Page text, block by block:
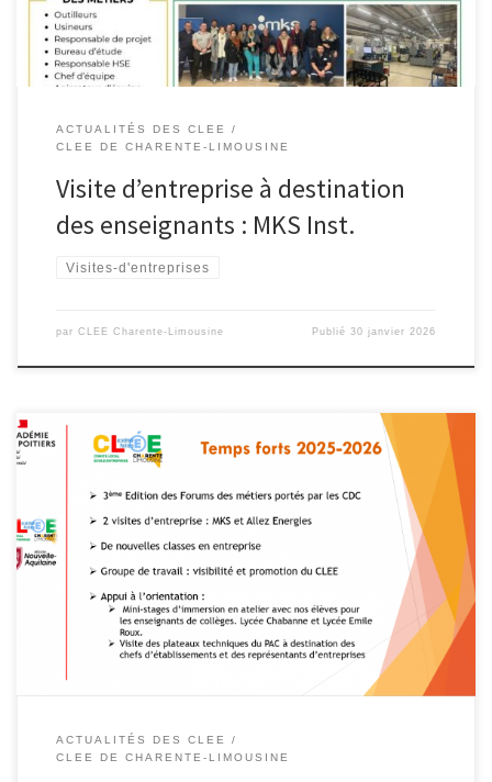
ACTUALITÉS DES CLEE
CLEE DE CHARENTE-LIMOUSINE
Visite d’entreprise à destination
des enseignants : MKS Inst.
Visites-d'entreprises
par CLEE Charente-Limousine Publié30 janvier 2026
La réunion de lancement du CLEE a été l’occasion de présenter
notre nouveau Co-pilote : David Mamès remplace Christian Vallat
pour faire perdurer la dynamique du CLEE, en collaboration avec
Matthieu Gamess et Cyril Billy. L’année 2025-2026 s’annonce de
nouveau pleine de projets, avec les grands classiques que sont les
ACTUALITÉS DES CLEE
CLEE DE CHARENTE-LIMOUSINE